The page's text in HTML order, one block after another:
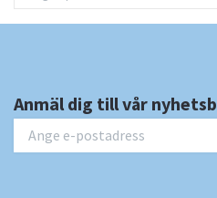
Anmäl dig till vår